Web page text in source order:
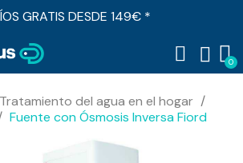
GRATIS DESDE 149€ *
Tratamiento del agua en el hogar
Fuente con Ósmosis Inversa Fiord